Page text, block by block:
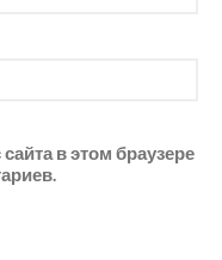
2017
2017
в этом браузере